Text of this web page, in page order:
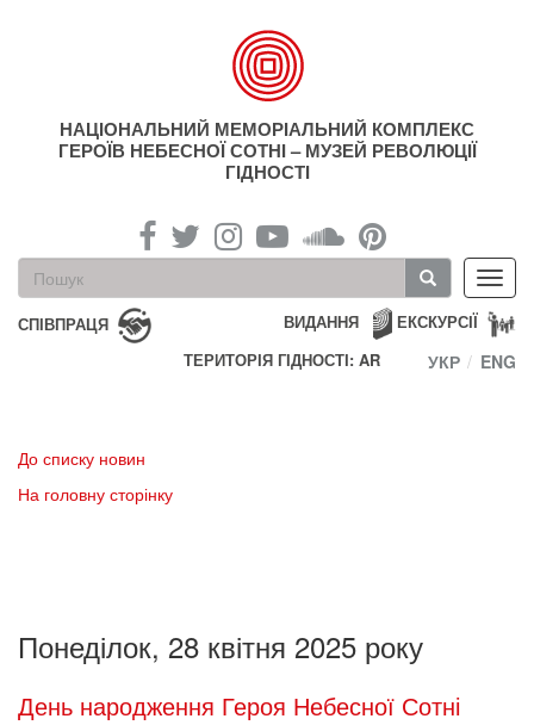
НАЦІОНАЛЬНИЙ МЕМОРІАЛЬНИЙ КОМПЛЕКС
ГЕРОЇВ НЕБЕСНОЇ СОТНІ – МУЗЕЙ РЕВОЛЮЦІЇ
ГІДНОСТІ
Пошукова
форма
Пошук
СПІВПРАЦЯ ЕКСКУРСІЇ
ВИДАННЯ
ТЕРИТОРІЯ ГІДНОСТІ: AR
УКР ENG
До списку новин
На головну сторінку
Понеділок, 28 квітня 2025 року
День народження Героя Небесної Сотні